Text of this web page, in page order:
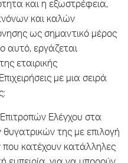
και η εξωστρέφεια,
και καλών
ως σημαντικό μέρος
αυτό, εργάζεται
εταιρικής
με μια σειρά
Ελέγχου στα
θυγατρικών της με επιλογή
κατέχουν κατάλληλες